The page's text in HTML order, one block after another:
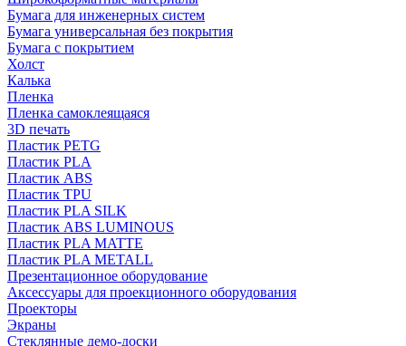
Бумага для инженерных систем
Бумага универсальная без покрытия
Бумага с покрытием
Холст
Калька
Пленка
Пленка самоклеящаяся
3D печать
Пластик PETG
Пластик PLA
Пластик ABS
Пластик TPU
Пластик PLA SILK
Пластик ABS LUMINOUS
Пластик PLA MATTE
Пластик PLA METALL
Презентационное оборудование
Аксессуары для проекционного оборудования
Проекторы
Экраны
Стеклянные демо-доски